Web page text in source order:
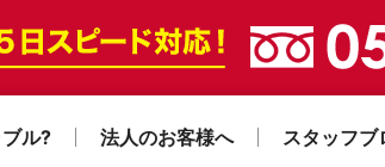
ル? 法人のお客様へ スタッフブ